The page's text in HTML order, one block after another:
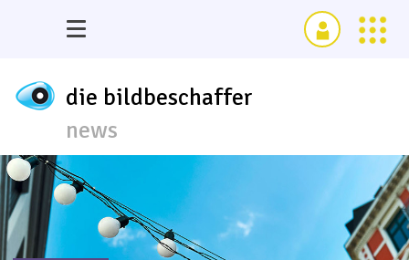
die bildbeschaffer
news